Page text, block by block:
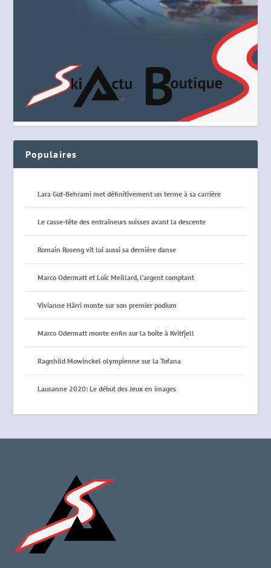
Populaires
Lara Gut-Behrami met définitivement un terme à sa carrière
Le casse-tête des entraîneurs suisses avant la descente
Romain Roseng vit lui aussi sa dernière danse
Marco Odermatt et Loïc Meillard, l’argent comptant
Vivianne Härri monte sur son premier podium
Marco Odermatt monte enfin sur la boîte à Kvitfjell
Ragnhild Mowinckel olympienne sur la Tofana
Lausanne 2020: Le début des Jeux en images